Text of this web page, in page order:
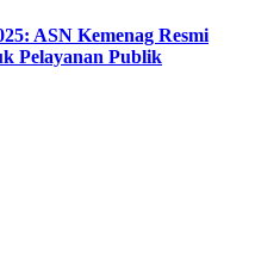
ASN Kemenag Resmi
Pelayanan Publik